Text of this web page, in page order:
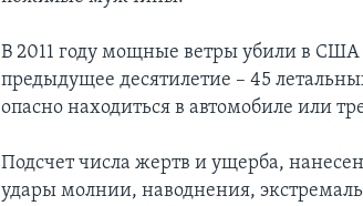
В 2011 году мощные ветры убили в США
предыдущее десятилетие – 45
опасно находиться в автомобиле или
Подсчет числа жертв и ущерба,
удары молнии, наводнения,